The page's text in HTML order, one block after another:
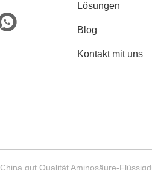
Lösungen
Blog
Kontakt mit uns
China gut Qualität Aminosäure-